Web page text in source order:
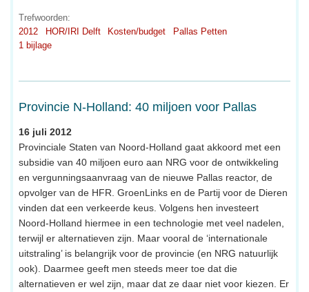
Trefwoorden:
2012
HOR/IRI Delft Kosten/budget
Pallas Petten
1 bijlage
Provincie N-Holland: 40 miljoen voor Pallas
16 juli 2012
Provinciale Staten van Noord-Holland gaat akkoord met een
subsidie van 40 miljoen euro aan NRG voor de ontwikkeling
en vergunningsaanvraag van de nieuwe Pallas reactor, de
opvolger van de HFR. GroenLinks en de Partij voor de Dieren
vinden dat een verkeerde keus. Volgens hen investeert
Noord-Holland hiermee in een technologie met veel nadelen,
terwijl er alternatieven zijn. Maar vooral de ‘internationale
uitstraling’ is belangrijk voor de provincie (en NRG natuurlijk
ook). Daarmee geeft men steeds meer toe dat die
alternatieven er wel zijn, maar dat ze daar niet voor kiezen. Er